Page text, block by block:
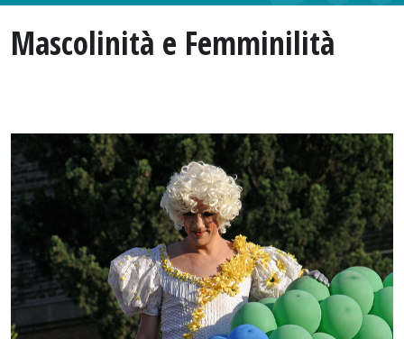
Mascolinità e Femminilità